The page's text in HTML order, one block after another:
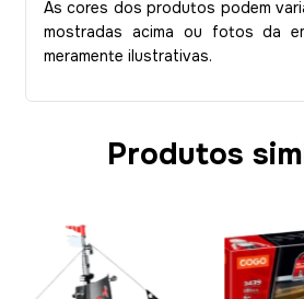
As cores dos produtos podem
mostradas acima ou fotos da
meramente ilustrativas.
Produtos